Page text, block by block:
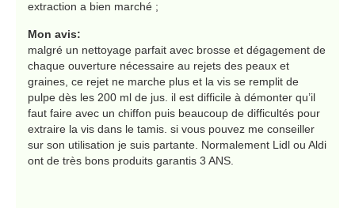
extraction a bien marché ;
Mon avis:
malgré un nettoyage parfait avec brosse et dégagement de
chaque ouverture nécessaire au rejets des peaux et
graines, ce rejet ne marche plus et la vis se remplit de
pulpe dès les 200 ml de jus. il est difficile à démonter qu’il
faut faire avec un chiffon puis beaucoup de difficultés pour
extraire la vis dans le tamis. si vous pouvez me conseiller
sur son utilisation je suis partante. Normalement Lidl ou Aldi
ont de très bons produits garantis 3 ANS.